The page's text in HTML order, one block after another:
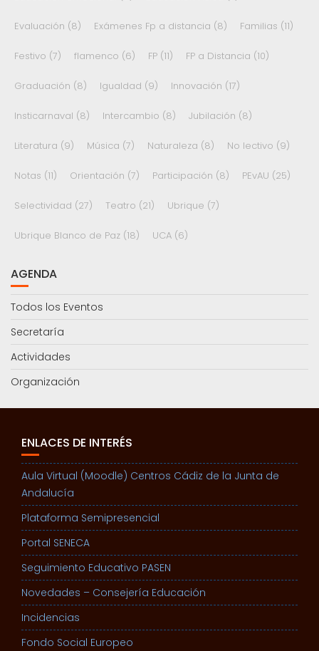
Evaluación (8) Exámenes Fp a distancia (8) Familias (11)
Festivo (7) flamenco (6) FP (11) FP a Distancia (10)
Graduación (8) Igualdad (9) Innovación (17)
Insticarnaval (8) Intercambio (8) Jubilación (8)
Literatura (9) Música (7) Naturaleza (8) No lectivo (9)
Notas (11) Orientación (7) Participación (8) PEvAU (25)
Selectividad (27) Teatro (21) Ubrique (7)
Ubrique Blanco de Paz (18) UCA (6)
AGENDA
Todos los Eventos
Secretaría
Actividades
Organización
ENLACES DE INTERÉS
Aula Virtual (Moodle) Centros Cádiz de la Junta de
Andalucía
Plataforma Semipresencial
Portal SENECA
Seguimiento Educativo PASEN
Novedades – Consejería Educación
Incidencias
Fondo Social Europeo